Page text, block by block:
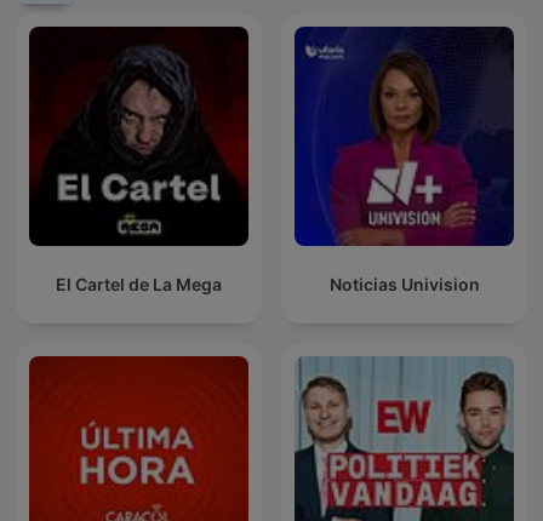
El Cartel de La Mega Noticias Univision